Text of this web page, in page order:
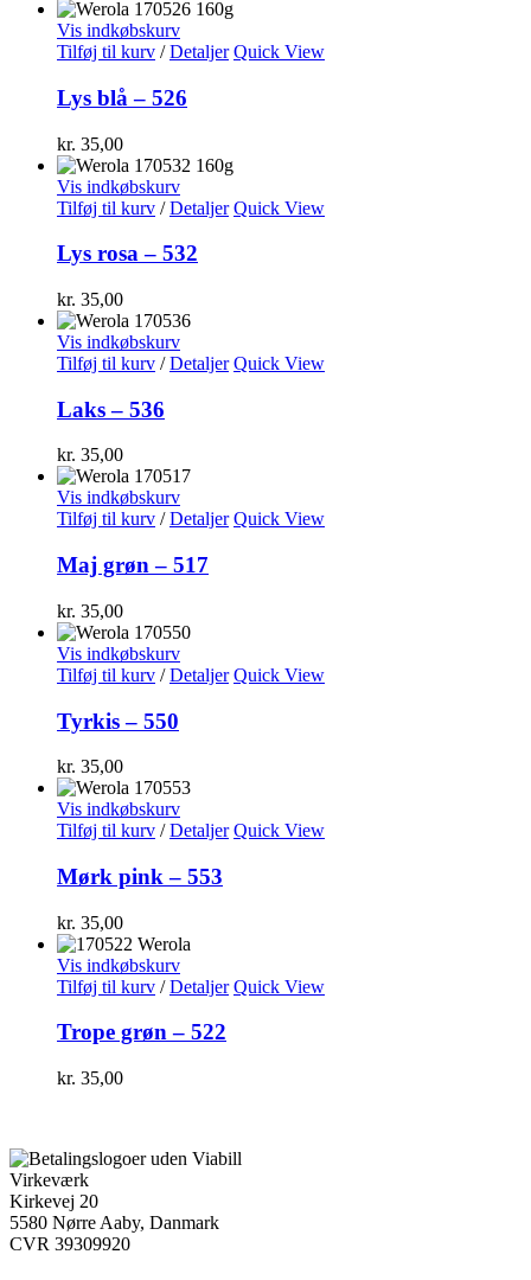
Vis indkøbskurv
Tilføj til kurv / Detaljer Quick View
Lys blå – 526
kr. 35,00
Vis indkøbskurv
Tilføj til kurv / Detaljer Quick View
Lys rosa – 532
kr. 35,00
Vis indkøbskurv
Tilføj til kurv / Detaljer Quick View
Laks – 536
kr. 35,00
Vis indkøbskurv
Tilføj til kurv / Detaljer Quick View
Maj grøn – 517
kr. 35,00
Vis indkøbskurv
Tilføj til kurv / Detaljer Quick View
Tyrkis – 550
kr. 35,00
Vis indkøbskurv
Tilføj til kurv / Detaljer Quick View
Mørk pink – 553
kr. 35,00
Vis indkøbskurv
Tilføj til kurv / Detaljer Quick View
Trope grøn – 522
kr. 35,00
Virkeværk
Kirkevej 20
5580 Nørre Aaby, Danmark
CVR 39309920